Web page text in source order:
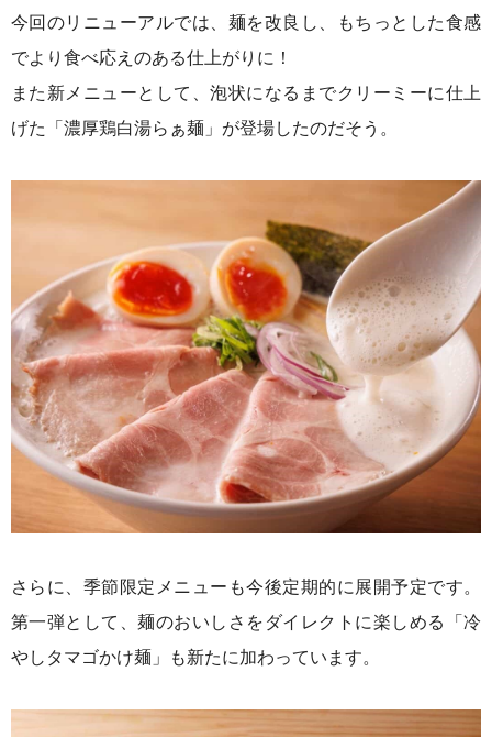
今回のリニューアルでは、麺を改良し、もちっとした食感
でより食べ応えのある仕上がりに！
また新メニューとして、泡状になるまでクリーミーに仕上
げた「濃厚鶏白湯らぁ麺」が登場したのだそう。
さらに、季節限定メニューも今後定期的に展開予定です。
第一弾として、麺のおいしさをダイレクトに楽しめる「冷
やしタマゴかけ麺」も新たに加わっています。